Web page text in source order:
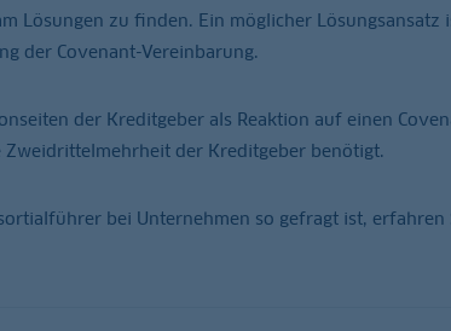
Lösungen zu finden. Ein möglicher Lösungsansatz
der Covenant-Vereinbarung.
der Kreditgeber als Reaktion auf einen
Zweidrittelmehrheit der Kreditgeber benötigt.
bei Unternehmen so gefragt ist, erfahren